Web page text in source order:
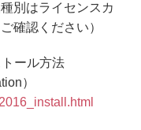
別はライセンスカ
確認ください）
ール方法
）